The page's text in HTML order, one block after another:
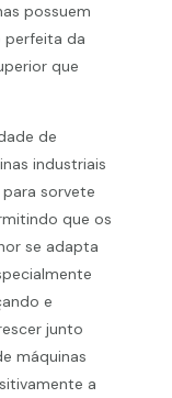
possuem
perfeita da
que
de
industriais
sorvete
que os
se adapta
e
junto
máquinas
a